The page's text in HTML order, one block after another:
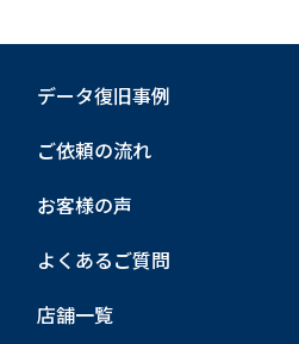
データ復旧事例
ご依頼の流れ
お客様の声
よくあるご質問
店舗一覧